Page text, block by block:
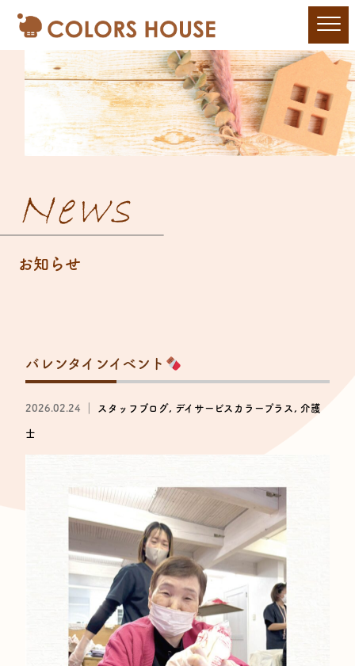
News
お知らせ
バレンタインイベント
2026.02.24 ｜ スタッフブログ デイサービスカラープラス 介護
士